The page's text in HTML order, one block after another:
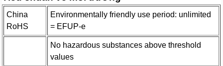
China
RoHS
Environmentally friendly use period: unlimited
= EFUP-e
No hazardous substances above threshold
values